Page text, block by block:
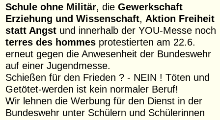
Schule ohne Militär , dieGewerkschaft
Erziehung und Wissenschaft Aktion Freiheit
statt Angst und innerhalb der YOU-Messe noch
terres des hommes protestierten am 22.6.
erneut gegen die Anwesenheit der Bundeswehr
auf einer Jugendmesse.
Schießen für den Frieden ? - NEIN ! Töten und
Getötet-werden ist kein normaler Beruf!
Wir lehnen die Werbung für den Dienst in der
Bundeswehr unter Schülern und Schülerinnen